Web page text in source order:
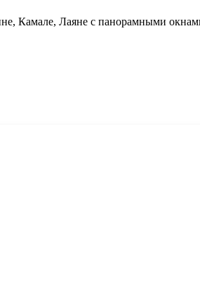
Камале, Лаяне с панорамными